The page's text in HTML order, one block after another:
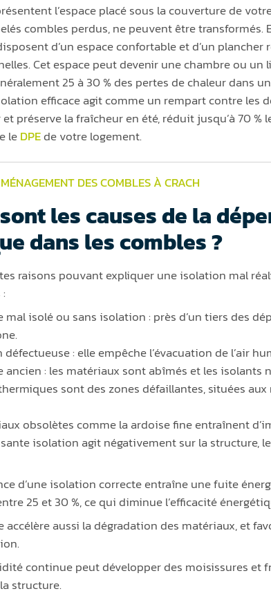
l’espace placé sous la couverture de
combles perdus, ne peuvent être transformés.
d’un espace confortable et d’un
Cet espace peut devenir une chambre ou un
25 à 30 % des pertes de chaleur dans
efficace agit comme un rempart contre les
préserve la fraîcheur en été, réduit jusqu’à 70 %
leDPEde votre logement.
DES COMBLES À CRACH
les causes de la
dans les combles ?
raisons pouvant expliquer une isolation mal
mal isolé ou sans isolation : près d’un tiers des
: elle empêche l’évacuation de l’air
ancien : les matériaux sont abîmés et les isolants
sont des zones défaillantes, situées
obsolètes comme la ardoise fine entraînent
isolation agit négativement sur la structure,
d’une isolation correcte entraîne une fuite
25 et 30 %, ce qui diminue l’efficacité
accélère aussi la dégradation des matériaux, et
continue peut développer des moisissures et
structure.